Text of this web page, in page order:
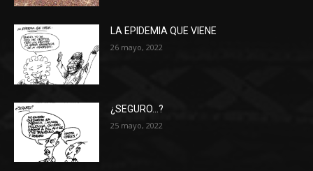
LA EPIDEMIA QUE VIENE
26 mayo, 2022
¿SEGURO…?
25 mayo, 2022